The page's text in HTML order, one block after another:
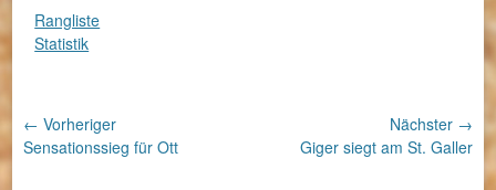
Rangliste
Statistik
Beitragsnavigation
← Vorheriger
Vorheriger
Sensationssieg für Ott
Nächster →
NächsterGiger siegt am St. Galler